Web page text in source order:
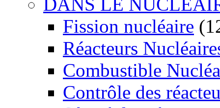
DANS LE
Fission nucléaire
Réacteurs
Combustible
Contrôle des